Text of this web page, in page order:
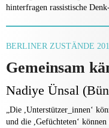
hinterfragen rassistische
BERLINER ZUSTÄNDE
Gemeinsam
Nadiye Ünsal
„Die ,Unterstützer_innen‘
und die ,Gefüchteten‘